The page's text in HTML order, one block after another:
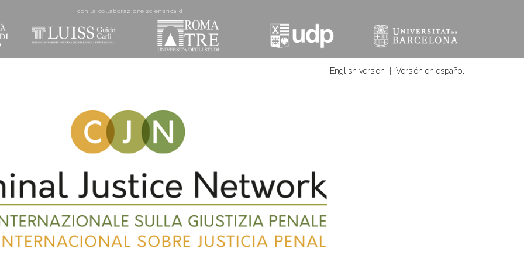
con la collaborazione scientifica di
English version Versión en español